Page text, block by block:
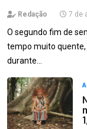
Redação 7 de
O segundo fim de
tempo muito quente,
durante…